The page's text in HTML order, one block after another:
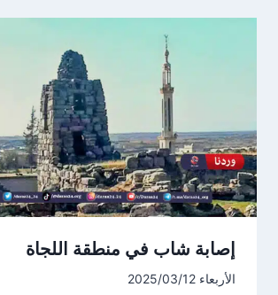
إصابة شاب في منطقة اللجاة
الأربعاء 2025/03/12